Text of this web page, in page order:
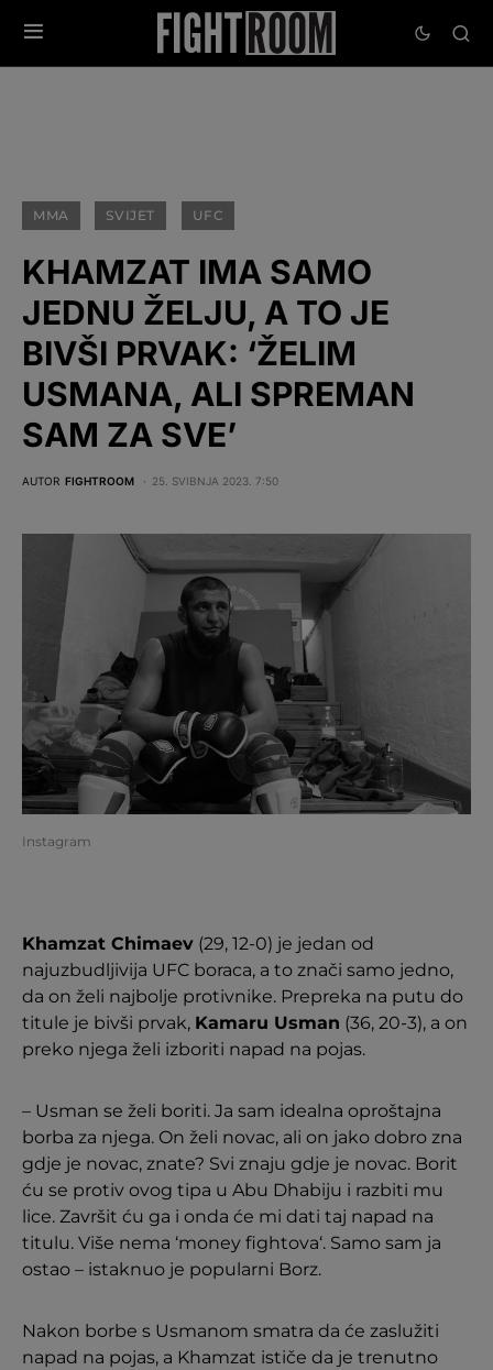
MMA SVIJET UFC
KHAMZAT IMA SAMO
JEDNU ŽELJU, A TO JE
BIVŠI PRVAK: ‘ŽELIM
USMANA, ALI SPREMAN
SAM ZA SVE’
AUTOR FIGHTROOM 25. SVIBNJA 2023. 7:50
Instagram
Khamzat Chimaev (29, 12-0) je jedan od
najuzbudljivija UFC boraca, a to znači samo jedno,
da on želi najbolje protivnike. Prepreka na putu do
titule je bivši prvak, Kamaru Usman (36, 20-3), a on
preko njega želi izboriti napad na pojas.
– Usman se želi boriti. Ja sam idealna oproštajna
borba za njega. On želi novac, ali on jako dobro zna
gdje je novac, znate? Svi znaju gdje je novac. Borit
ću se protiv ovog tipa u Abu Dhabiju i razbiti mu
lice. Završit ću ga i onda će mi dati taj napad na
titulu. Više nema ‘money fightova‘. Samo sam ja
ostao – istaknuo je popularni Borz.
Nakon borbe s Usmanom smatra da će zaslužiti
napad na pojas, a Khamzat ističe da je trenutno